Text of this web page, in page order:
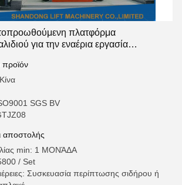
πλατφόρμα
για την εναέρια εργασία
προϊόν
SGS BV
αποστολής
min: 1 ΜΟΝΆΔΑ
/ Set
Συσκευασία περίπτωσης σιδήρου ή